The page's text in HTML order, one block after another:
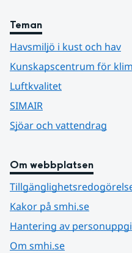
Teman
Havsmiljö i kust och hav
Kunskapscentrum för
Luftkvalitet
SIMAIR
Sjöar och vattendrag
Om webbplatsen
Kakor på smhi.se
Hantering av
Om smhi.se